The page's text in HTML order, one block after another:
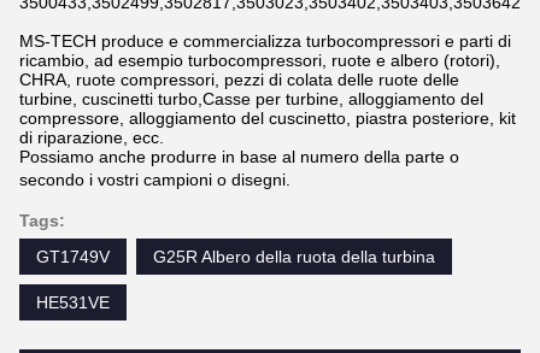
MS-TECH produce e commercializza turbocompressori e parti di
ricambio, ad esempio turbocompressori, ruote e albero (rotori),
CHRA, ruote compressori, pezzi di colata delle ruote delle
turbine, cuscinetti turbo,Casse per turbine, alloggiamento del
compressore, alloggiamento del cuscinetto, piastra posteriore, kit
di riparazione, ecc.
Possiamo anche produrre in base al numero della parte o
secondo i vostri campioni o disegni.
Tags:
GT1749V
G25R Albero della ruota della turbina
HE531VE